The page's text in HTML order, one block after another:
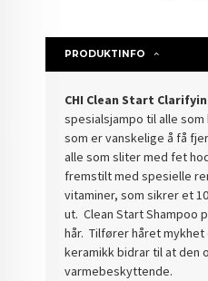
PRODUKTINFO
CHI Clean Start
spesialsjampo til alle
som er vanskelige å få
alle som sliter med fet
fremstilt med spesielle
vitaminer, som sikrer et
ut. Clean Start Shampoo
hår. Tilfører håret
keramikk bidrar til at den
varmebeskyttende.